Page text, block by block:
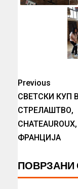
Previous
СВЕТСКИ КУП
СТРЕЛАШТВО,
CHATEAUROUX,
ФРАНЦИЈА
ПОВРЗАНИ